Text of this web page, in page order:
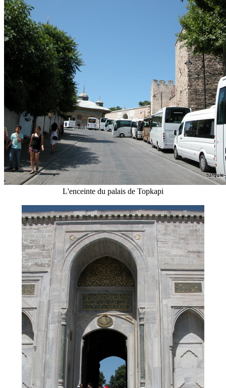
L'enceinte du palais de Topkapi